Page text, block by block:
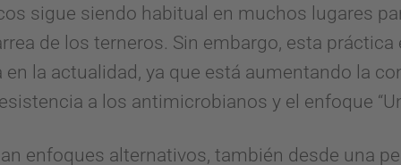
sigue siendo habitual en muchos lugares
de los terneros. Sin embargo, esta
la actualidad, ya que está aumentando la
a los antimicrobianos y el enfoque
enfoques alternativos, también desde una